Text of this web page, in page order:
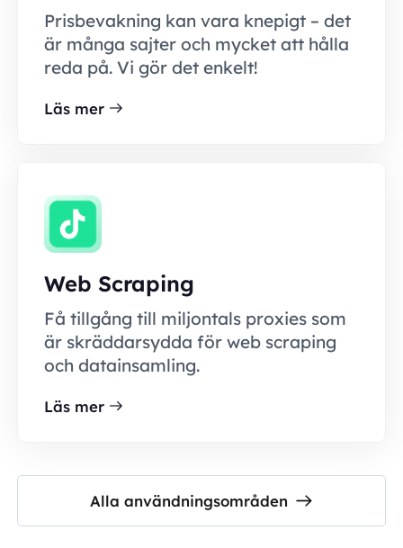
Prisbevakning kan vara knepigt – det
är många sajter och mycket att hålla
reda på. Vi gör det enkelt!
Läs mer
Web Scraping
Få tillgång till miljontals proxies som
är skräddarsydda för web scraping
och datainsamling.
Läs mer
Alla användningsområden